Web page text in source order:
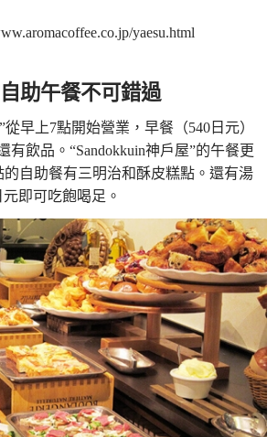
yaesu.html
助午餐不可錯過
從早上7點開始營業，早餐（540日元）
有飲品。“Sandokkuin神戶屋”的午餐更
的自助餐有三明治和酥皮糕點。還有湯
即可吃飽喝足。